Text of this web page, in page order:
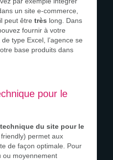
un site e-commerce,
peut être très long. Dans
fournir à votre
type Excel, l’agence se
base produits dans
pour le
du site pour le
permet aux
de façon optimale. Pour
ou moyennement